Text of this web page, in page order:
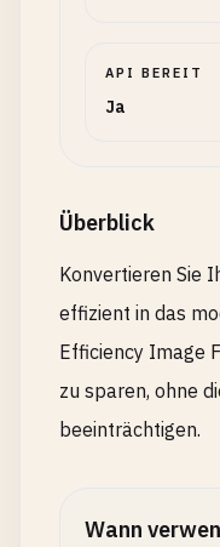
API BEREIT
Ja
Überblick
Konvertieren Sie
effizient in das
Efficiency Image
zu sparen, ohne
beeinträchtigen.
Wann